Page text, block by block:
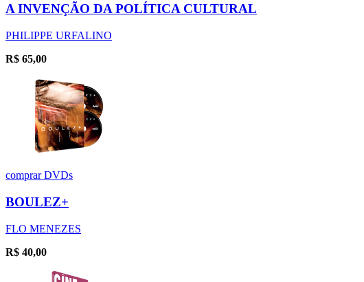
A INVENÇÃO DA POLÍTICA CULTURAL
PHILIPPE URFALINO
R$ 65,00
comprarDVDs
BOULEZ+
FLO MENEZES
R$ 40,00